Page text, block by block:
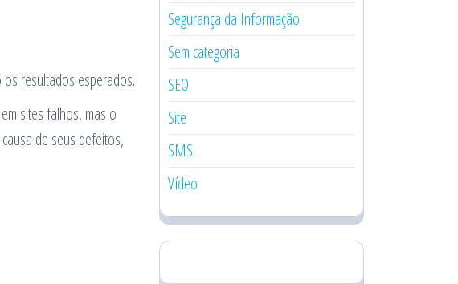
resultados esperados.
sites falhos, mas o
de seus defeitos,
Segurança da Informação
Sem categoria
SEO
Site
SMS
Vídeo